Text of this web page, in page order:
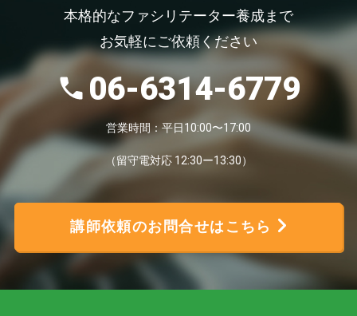
本格的なファシリテーター養成まで
お気軽にご依頼ください
06-6314-6779
営業時間：平日10:00〜17:00
（留守電対応 12:30ー13:30）
講師依頼のお問合せはこちら